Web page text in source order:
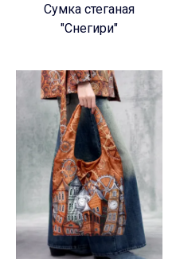
Сумка стеганая
"Снегири"